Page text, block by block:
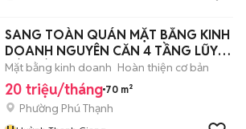
SANG TOÀN QUÁN MẶT BẰNG KINH
DOANH NGUYÊN CĂN 4 TẦNG LŨY
BÁN BÍCH150TR
Mặt bằng kinh doanh Hoàn thiện cơ bản
20 triệu/tháng 70 m²
Phường Phú Thạnh